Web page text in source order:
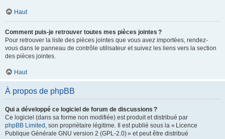
Haut
Comment puis-je retrouver toutes mes pièces jointes ?
Pour retrouver la liste des pièces jointes que vous avez importées, rendez-
vous dans le panneau de contrôle utilisateur et suivez les liens vers la section
des pièces jointes.
Haut
À propos de phpBB
Qui a développé ce logiciel de forum de discussions ?
Ce logiciel (dans sa forme non modifiée) est produit et distribué par
phpBB Limited , son propriétaire légitime. Il est publié sous la « Licence
Publique Générale GNU version 2 (GPL-2.0) » et peut être distribué